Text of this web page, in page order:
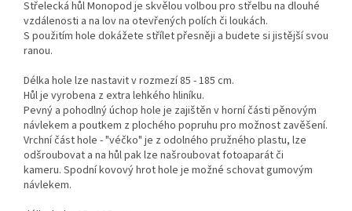
Střelecká hůl Monopod je skvělou volbou pro střelbu na dlouhé
vzdálenosti a na lov na otevřených polích či loukách.
S použitím hole dokážete střílet přesněji a budete si jistější svou
ranou.
Délka hole lze nastavit v rozmezí 85 - 185 cm.
Hůl je vyrobena z extra lehkého hliníku.
Pevný a pohodlný úchop hole je zajištěn v horní části pěnovým
návlekem a poutkem z plochého popruhu pro možnost zavěšení.
Vrchní část hole - "véčko" je z odolného pružného plastu, lze
odšroubovat a na hůl pak lze našroubovat fotoaparát či
kameru. Spodní kovový hrot hole je možné schovat gumovým
návlekem.